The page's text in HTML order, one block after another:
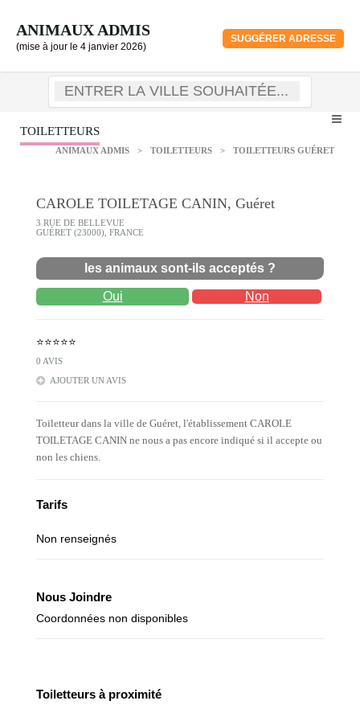
ANIMAUX ADMIS
(mise à jour le 4 janvier 2026)
SUGGÉRER ADRESSE
TOILETTEURS
ANIMAUX ADMIS > TOILETTEURS > TOILETTEURS GUÉRET
CAROLE TOILETAGE CANIN, Guéret
3 RUE DE BELLEVUE
GUÉRET (23000), FRANCE
les animaux sont-ils acceptés ?
Oui Non
⭐⭐⭐⭐⭐
0 AVIS
AJOUTER UN AVIS
Toiletteur dans la ville de Guéret, l'établissement CAROLE
TOILETAGE CANIN ne nous a pas encore indiqué si il accepte ou
non les chiens.
Tarifs
Non renseignés
Nous Joindre
Coordonnées non disponibles
Toiletteurs à proximité